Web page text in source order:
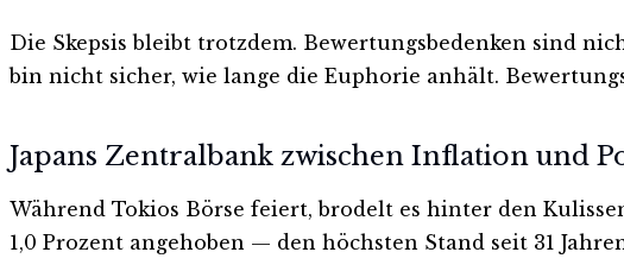
Die Skepsis bleibt trotzdem. Bewertungsbedenken sind
bin nicht sicher, wie lange die Euphorie anhält.
Japans Zentralbank zwischen Inflation und
Während Tokios Börse feiert, brodelt es hinter den
1,0 Prozent angehoben — den höchsten Stand seit 31